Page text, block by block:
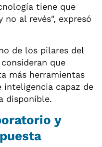
tiene que
no al revés", expresó
de los pilares del
que
más herramientas
inteligencia capaz de
disponible.
y